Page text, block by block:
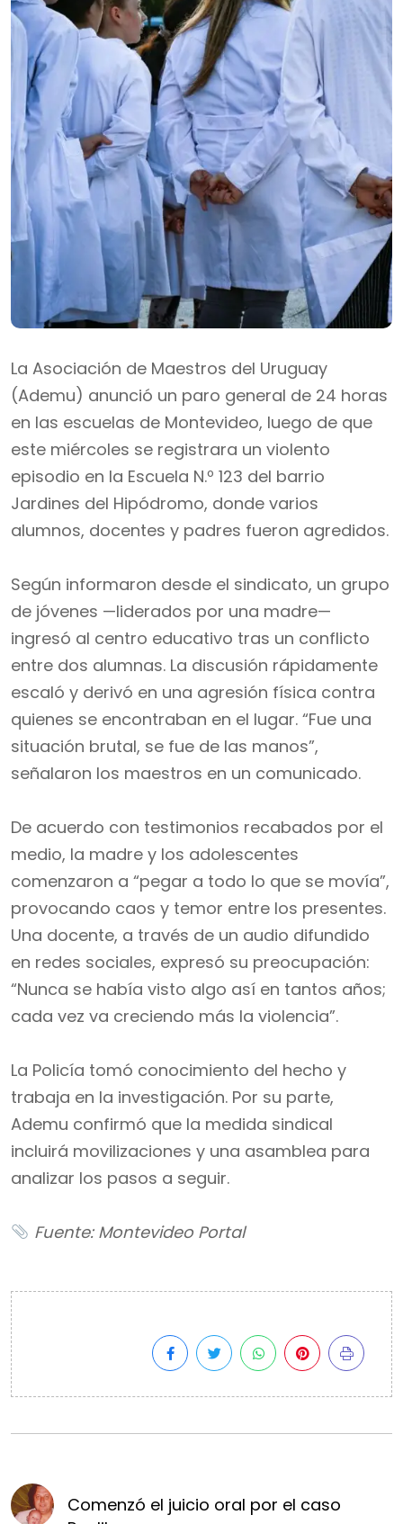
La Asociación de Maestros del Uruguay
(Ademu) anunció un paro general de 24 horas
en las escuelas de Montevideo, luego de que
este miércoles se registrara un violento
episodio en la Escuela N.º 123 del barrio
Jardines del Hipódromo, donde varios
alumnos, docentes y padres fueron agredidos.
Según informaron desde el sindicato, un grupo
de jóvenes —liderados por una madre—
ingresó al centro educativo tras un conflicto
entre dos alumnas. La discusión rápidamente
escaló y derivó en una agresión física contra
quienes se encontraban en el lugar. “Fue una
situación brutal, se fue de las manos”,
señalaron los maestros en un comunicado.
De acuerdo con testimonios recabados por el
medio, la madre y los adolescentes
comenzaron a “pegar a todo lo que se movía”,
provocando caos y temor entre los presentes.
Una docente, a través de un audio difundido
en redes sociales, expresó su preocupación:
“Nunca se había visto algo así en tantos años;
cada vez va creciendo más la violencia”.
La Policía tomó conocimiento del hecho y
trabaja en la investigación. Por su parte,
Ademu confirmó que la medida sindical
incluirá movilizaciones y una asamblea para
analizar los pasos a seguir.
Fuente: Montevideo Portal
Comenzó el juicio oral por el caso